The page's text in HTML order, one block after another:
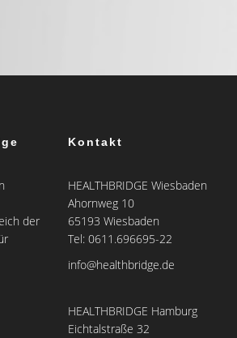
der
Kontakt
HEALTHBRIDGE Wiesbaden
Ahornweg 10
65193 Wiesbaden
Tel: 0611.696695-22
info@healthbridge.de
HEALTHBRIDGE Hamburg
Eichtalstraße 32